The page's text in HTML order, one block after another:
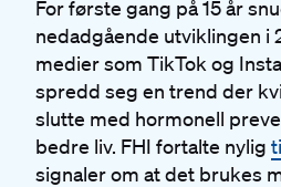
For første gang på 15 år
nedadgående utviklingen i
medier som TikTok og
spredd seg en trend der
slutte med hormonell
bedre liv. FHI fortalte nylig
signaler om at det brukes